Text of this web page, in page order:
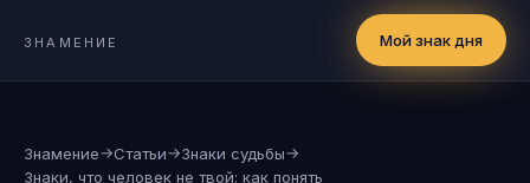
ЗНАМЕНИЕ Мой знак дня
Знамение→Статьи→Знаки судьбы→
Знаки, что человек не твой: как понять